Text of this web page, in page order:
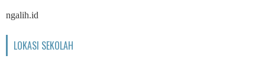
ngalih.id
LOKASI SEKOLAH